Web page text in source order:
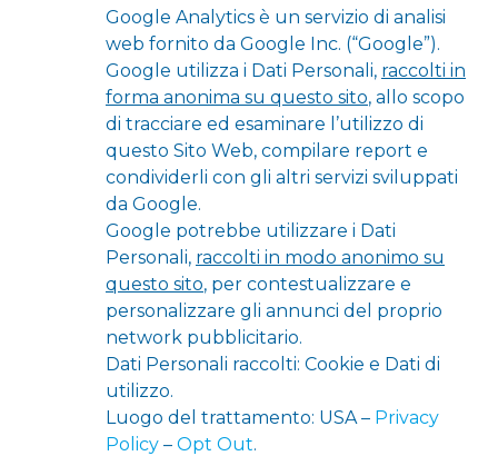
Google Analytics è un servizio di analisi
web fornito da Google Inc. (“Google”).
Google utilizza i Dati Personali, raccolti in
forma anonima su questo sito, allo scopo
di tracciare ed esaminare l’utilizzo di
questo Sito Web, compilare report e
condividerli con gli altri servizi sviluppati
da Google.
Google potrebbe utilizzare i Dati
Personali, raccolti in modo anonimo su
questo sito, per contestualizzare e
personalizzare gli annunci del proprio
network pubblicitario.
Dati Personali raccolti: Cookie e Dati di
utilizzo.
Luogo del trattamento: USA – Privacy
Policy – Opt Out.